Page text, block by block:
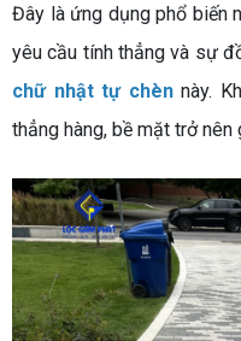
Đây là ứng dụng phổ biến
yêu cầu tính thẳng và sự
chữ nhật tự chènnày.
thẳng hàng, bề mặt trở nên